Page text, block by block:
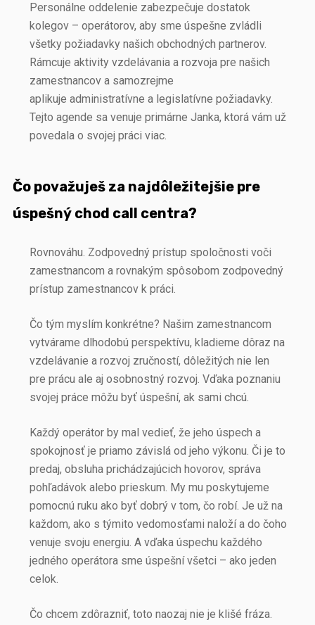
Personálne oddelenie zabezpečuje dostatok
kolegov – operátorov, aby sme úspešne zvládli
všetky požiadavky našich obchodných partnerov.
Rámcuje aktivity vzdelávania a rozvoja pre našich
zamestnancov a samozrejme
aplikuje administratívne a legislatívne požiadavky.
Tejto agende sa venuje primárne Janka, ktorá vám už
povedala o svojej práci viac.
Čo považuješ za najdôležitejšie pre
úspešný chod call centra?
Rovnováhu. Zodpovedný prístup spoločnosti voči
zamestnancom a rovnakým spôsobom zodpovedný
prístup zamestnancov k práci.
Čo tým myslím konkrétne? Našim zamestnancom
vytvárame dlhodobú perspektívu, kladieme dôraz na
vzdelávanie a rozvoj zručností, dôležitých nie len
pre prácu ale aj osobnostný rozvoj. Vďaka poznaniu
svojej práce môžu byť úspešní, ak sami chcú.
Každý operátor by mal vedieť, že jeho úspech a
spokojnosť je priamo závislá od jeho výkonu. Či je to
predaj, obsluha prichádzajúcich hovorov, správa
pohľadávok alebo prieskum. My mu poskytujeme
pomocnú ruku ako byť dobrý v tom, čo robí. Je už na
každom, ako s týmito vedomosťami naloží a do čoho
venuje svoju energiu. A vďaka úspechu každého
jedného operátora sme úspešní všetci – ako jeden
celok.
Čo chcem zdôrazniť, toto naozaj nie je klišé fráza.